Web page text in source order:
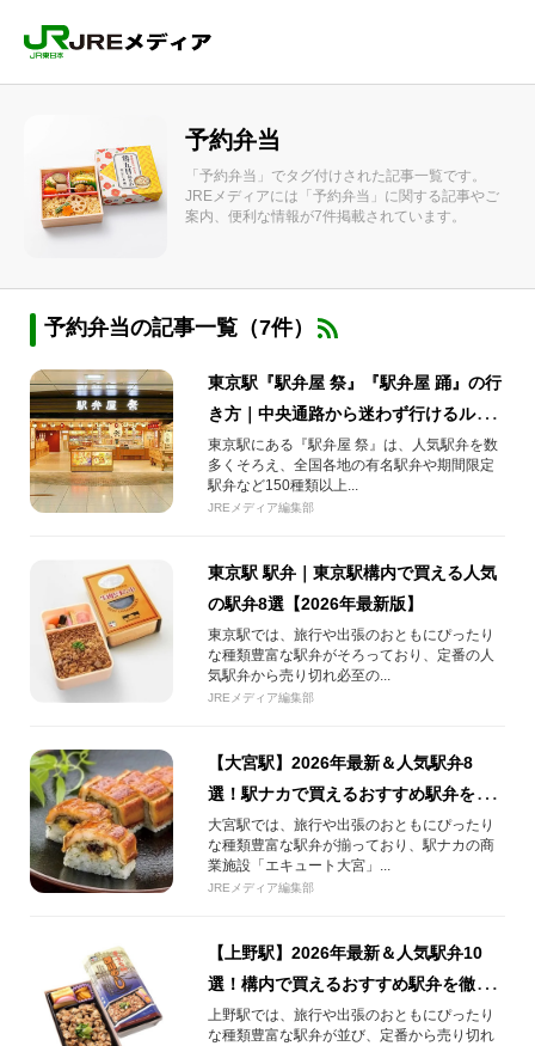
予約弁当
「予約弁当」でタグ付けされた記事一覧です。
JREメディアには「予約弁当」に関する記事やご
案内、便利な情報が7件掲載されています。
予約弁当の記事一覧（7件）
東京駅『駅弁屋 祭』『駅弁屋 踊』の行
き方｜中央通路から迷わず行けるルー
ト解説【2026年版】
東京駅にある『駅弁屋 祭』は、人気駅弁を数
多くそろえ、全国各地の有名駅弁や期間限定
駅弁など150種類以上...
JREメディア編集部
東京駅 駅弁｜東京駅構内で買える人気
の駅弁8選【2026年最新版】
東京駅では、旅行や出張のおともにぴったり
な種類豊富な駅弁がそろっており、定番の人
気駅弁から売り切れ必至の...
JREメディア編集部
【大宮駅】2026年最新＆人気駅弁8
選！駅ナカで買えるおすすめ駅弁を徹
底紹介！
大宮駅では、旅行や出張のおともにぴったり
な種類豊富な駅弁が揃っており、駅ナカの商
業施設「エキュート大宮」...
JREメディア編集部
【上野駅】2026年最新＆人気駅弁10
選！構内で買えるおすすめ駅弁を徹底
紹介！
上野駅では、旅行や出張のおともにぴったり
な種類豊富な駅弁が並び、定番から売り切れ